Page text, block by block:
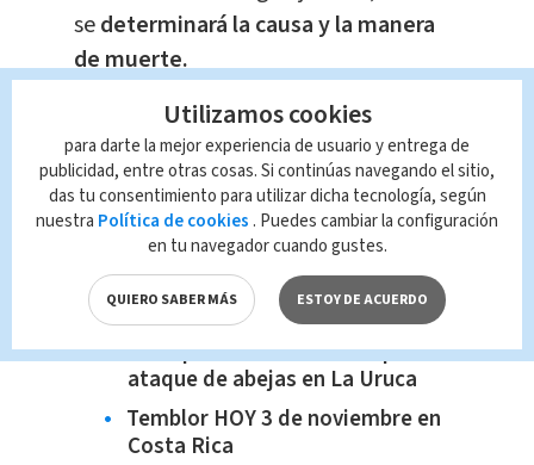
sedeterminará la causa y la manera
de muerte.
El OIJ continúa con las diligencias
judiciales correspondientes para
esclarecer las circunstancias del
crimen y confirmar las
responsabilidades
del caso.
Te recomendamos:
Siete personas afectadas por
ataque de abejas en La Uruca
Temblor HOY 3 de noviembre en
Costa Rica
Utilizamos cookies
para darte la mejor experiencia de usuario y entrega de
publicidad, entre otras cosas. Si continúas navegando el sitio,
das tu consentimiento para utilizar dicha tecnología, según
nuestra Política de cookies . Puedes cambiar la configuración
en tu navegador cuando gustes.
QUIERO SABER MÁS ESTOY DE ACUERDO